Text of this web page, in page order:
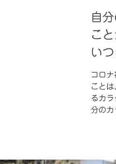
自
こ
い
コロ
こと
るカ
分のカ